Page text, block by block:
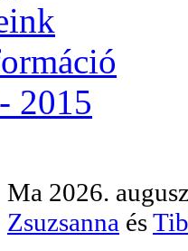
2015
Ma 2026.
Zsuzsanna és